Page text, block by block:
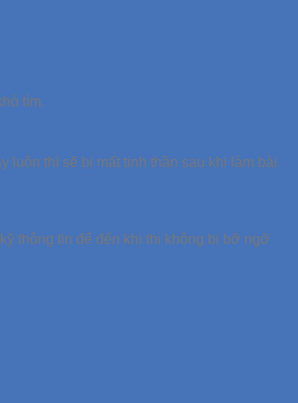
tìm.
luôn thì sẽ bị mất tinh thần sau khi làm bài
thông tin để đến khi thi không bị bỡ ngỡ